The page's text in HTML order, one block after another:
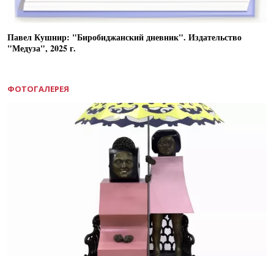
Павел Кушнир: "Биробиджанский дневник". Издательство
"Медуза", 2025 г.
ФОТОГАЛЕРЕЯ